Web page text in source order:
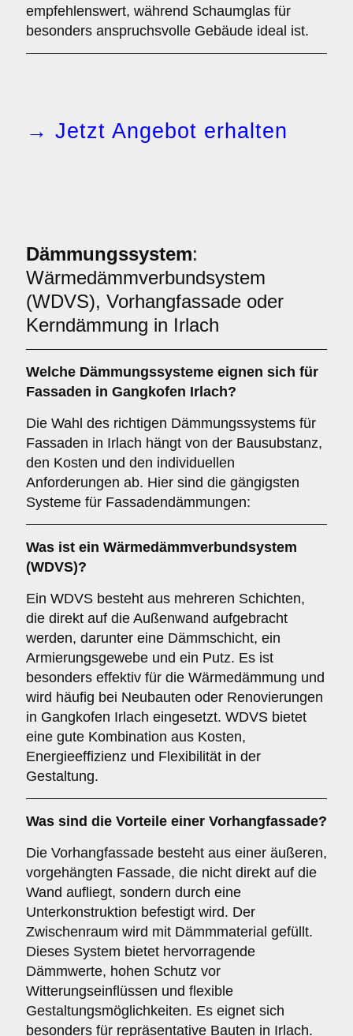
empfehlenswert, während Schaumglas für
besonders anspruchsvolle Gebäude ideal ist.
→ Jetzt Angebot erhalten
Dämmungssystem:
Wärmedämmverbundsystem
(WDVS), Vorhangfassade oder
Kerndämmung in Irlach
Welche Dämmungssysteme eignen sich für
Fassaden in Gangkofen Irlach?
Die Wahl des richtigen Dämmungssystems für
Fassaden in Irlach hängt von der Bausubstanz,
den Kosten und den individuellen
Anforderungen ab. Hier sind die gängigsten
Systeme für Fassadendämmungen:
Was ist ein Wärmedämmverbundsystem
(WDVS)?
Ein WDVS besteht aus mehreren Schichten,
die direkt auf die Außenwand aufgebracht
werden, darunter eine Dämmschicht, ein
Armierungsgewebe und ein Putz. Es ist
besonders effektiv für die Wärmedämmung und
wird häufig bei Neubauten oder Renovierungen
in Gangkofen Irlach eingesetzt. WDVS bietet
eine gute Kombination aus Kosten,
Energieeffizienz und Flexibilität in der
Gestaltung.
Was sind die Vorteile einer Vorhangfassade?
Die Vorhangfassade besteht aus einer äußeren,
vorgehängten Fassade, die nicht direkt auf die
Wand aufliegt, sondern durch eine
Unterkonstruktion befestigt wird. Der
Zwischenraum wird mit Dämmmaterial gefüllt.
Dieses System bietet hervorragende
Dämmwerte, hohen Schutz vor
Witterungseinflüssen und flexible
Gestaltungsmöglichkeiten. Es eignet sich
besonders für repräsentative Bauten in Irlach.